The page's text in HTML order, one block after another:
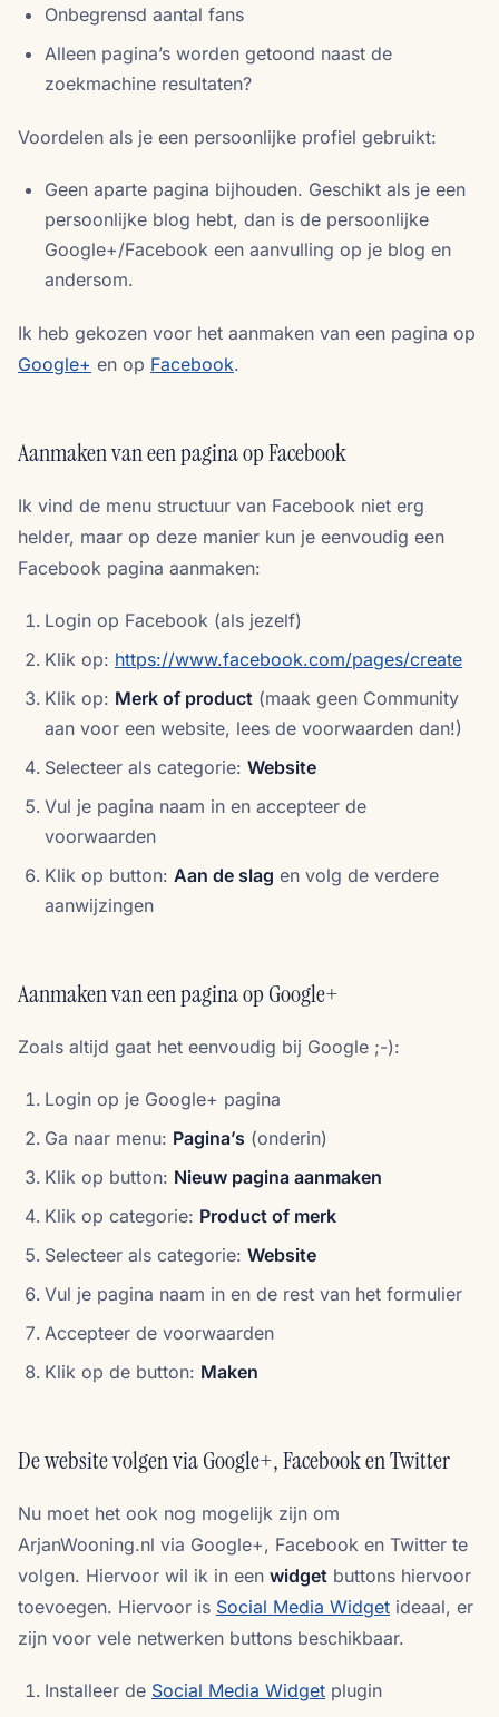
Onbegrensd aantal fans
Alleen pagina’s worden getoond naast de
zoekmachine resultaten?
Voordelen als je een persoonlijke profiel gebruikt:
Geen aparte pagina bijhouden. Geschikt als je een
persoonlijke blog hebt, dan is de persoonlijke
Google+/Facebook een aanvulling op je blog en
andersom.
Ik heb gekozen voor het aanmaken van een pagina op
Google+ en op Facebook.
Aanmaken van een pagina op Facebook
Ik vind de menu structuur van Facebook niet erg
helder, maar op deze manier kun je eenvoudig een
Facebook pagina aanmaken:
Login op Facebook (als jezelf)
Klik op: https://www.facebook.com/pages/create
Klik op: Merk of product (maak geen Community
aan voor een website, lees de voorwaarden dan!)
Selecteer als categorie: Website
Vul je pagina naam in en accepteer de
voorwaarden
Klik op button: Aan de slag en volg de verdere
aanwijzingen
Aanmaken van een pagina op Google+
Zoals altijd gaat het eenvoudig bij Google ;-):
Login op je Google+ pagina
Ga naar menu: Pagina’s (onderin)
Klik op button: Nieuw pagina aanmaken
Klik op categorie: Product of merk
Selecteer als categorie: Website
Vul je pagina naam in en de rest van het formulier
Accepteer de voorwaarden
Klik op de button: Maken
De website volgen via Google+, Facebook en Twitter
Nu moet het ook nog mogelijk zijn om
ArjanWooning.nl via Google+, Facebook en Twitter te
volgen. Hiervoor wil ik in een widget buttons hiervoor
toevoegen. Hiervoor is Social Media Widget ideaal, er
zijn voor vele netwerken buttons beschikbaar.
Installeer de Social Media Widget plugin